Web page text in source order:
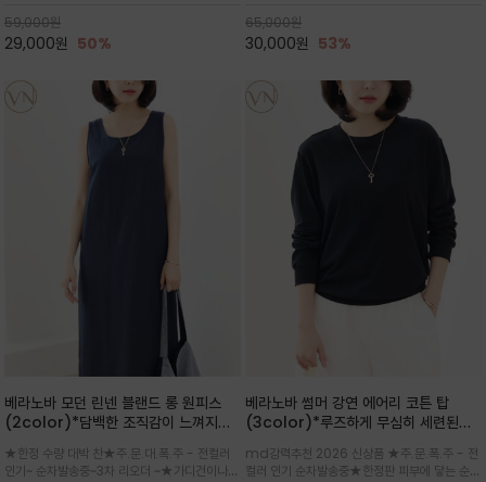
59,000원
29,000원 50%
으로도 포인트가 되며, 데일리 활
65,000원
30,000원 53%
베라노바 모던 린넨 블랜드 롱 원피스
(2color)*담백한 조직감이 느껴지는
롱 원피스
★한정 수량 대박 찬★주.문.대.폭.주 - 전컬러
인기~ 순차발송중~3차 리오더 ~★가디건이나
베라노바 썸머 강연 에어리 코튼 탑
(3color)*루즈하게 무심히 세련된핏/
품은 시원함: 우수한 통기성
md강력추천 2026 신상품 ★주.문.폭.주 - 전
컬러 인기 순차발송중★한정판 피부에 닿는 순간